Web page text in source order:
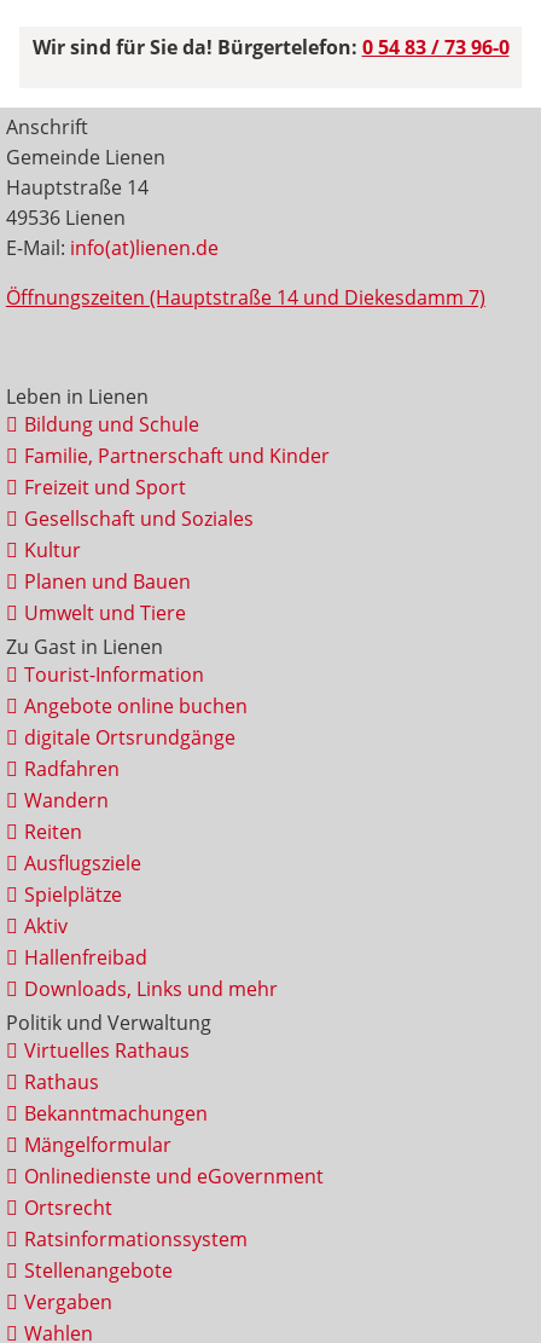
Wir sind für Sie da! Bürgertelefon: 0 54 83 / 73 96-0
Anschrift
Gemeinde Lienen
Hauptstraße 14
49536 Lienen
E-Mail: info(at)lienen.de
Öffnungszeiten (Hauptstraße 14 und Diekesdamm 7)
Leben in Lienen
Bildung und Schule
Familie, Partnerschaft und Kinder
Freizeit und Sport
Gesellschaft und Soziales
Kultur
Planen und Bauen
Umwelt und Tiere
Zu Gast in Lienen
Tourist-Information
Angebote online buchen
digitale Ortsrundgänge
Radfahren
Wandern
Reiten
Ausflugsziele
Spielplätze
Aktiv
Hallenfreibad
Downloads, Links und mehr
Politik und Verwaltung
Virtuelles Rathaus
Rathaus
Bekanntmachungen
Mängelformular
Onlinedienste und eGovernment
Ortsrecht
Ratsinformationssystem
Stellenangebote
Vergaben
Wahlen